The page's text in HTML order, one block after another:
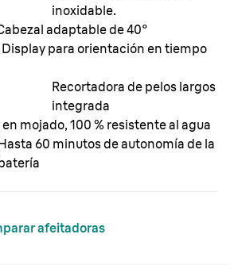
inoxidable.
adaptable de 40°
para orientación en tiempo
Recortadora de pelos largos
integrada
en mojado, 100 % resistente al agua
60 minutos de autonomía de la
afeitadoras